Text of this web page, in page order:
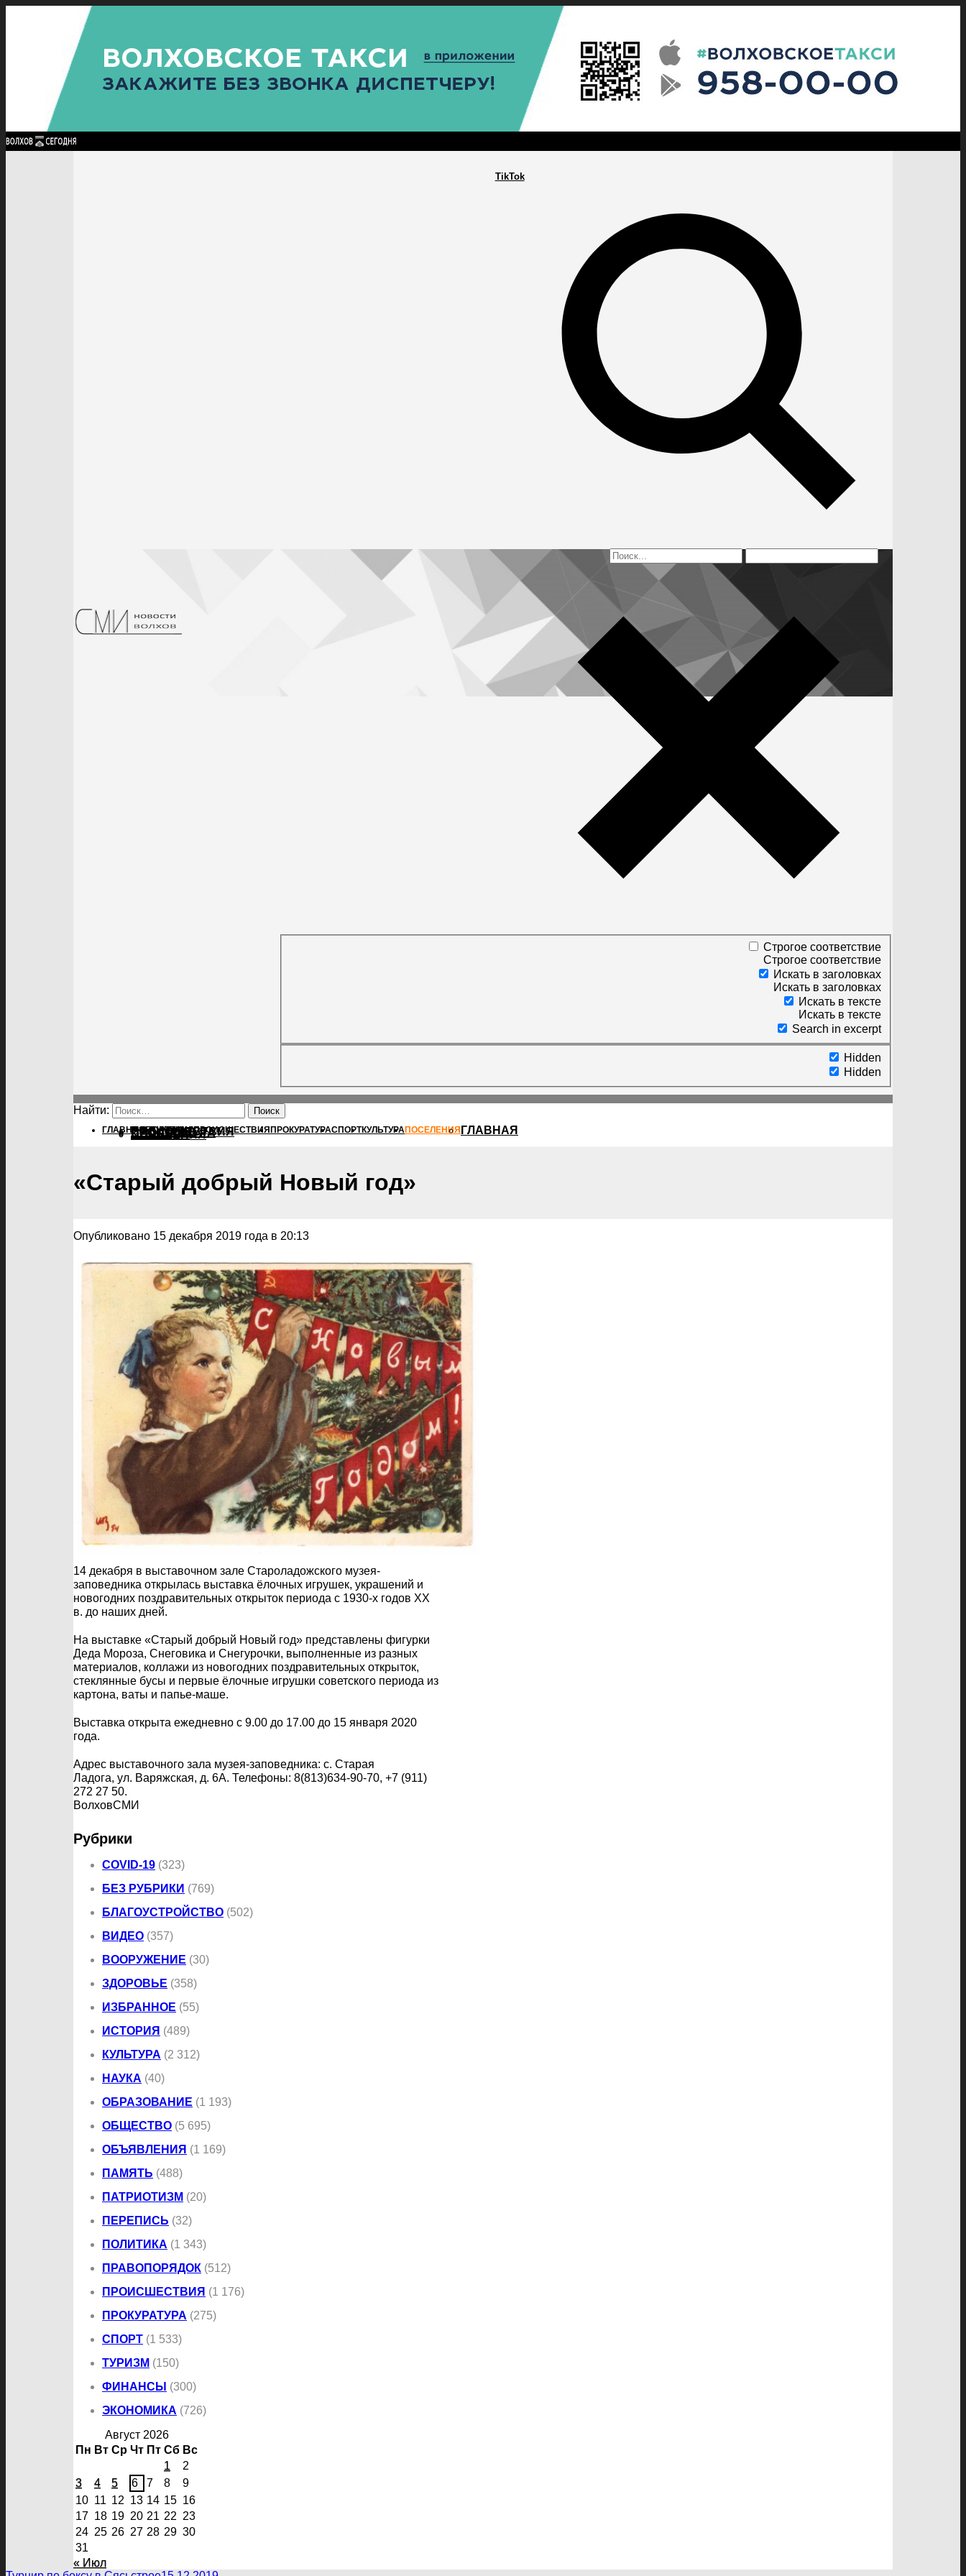
TikTok
Строгое соответствие
Строгое соответствие
Искать в заголовках
Искать в заголовках
Искать в тексте
Искать в тексте
Search in excerpt
Hidden
Hidden
Найти:
ГЛАВНАЯПОЛИТИКАПРОИСШЕСТВИЯ ПРОКУРАТУРАСПОРТКУЛЬТУРАПОСЕЛЕНИЯ ГЛАВНАЯ
ПОЛИТИКА
ПРОИСШЕСТВИЯ
ПРОКУРАТУРА
СПОРТ
КУЛЬТУРА
ПОСЕЛЕНИЯ
ГЛАВНАЯ ПОЛИТИКАПРОИСШЕСТВИЯПРОКУРАТУРА СПОРТ КУЛЬТУРАПОСЕЛЕНИЯ ГЛАВНАЯ
ПОЛИТИКА
КУЛЬТУРА
ПОСЕЛЕНИЯ
«Старый добрый Новый год»
Опубликовано 15 декабря 2019 года в 20:13
14 декабря в выставочном зале Староладожского музея-
заповедника открылась выставка ёлочных игрушек, украшений и
новогодних поздравительных открыток периода с 1930-х годов ХХ
в. до наших дней.
На выставке «Старый добрый Новый год» представлены фигурки
Деда Мороза, Снеговика и Снегурочки, выполненные из разных
материалов, коллажи из новогодних поздравительных открыток,
стеклянные бусы и первые ёлочные игрушки советского периода из
картона, ваты и папье-маше.
Выставка открыта ежедневно с 9.00 до 17.00 до 15 января 2020
года.
Адрес выставочного зала музея-заповедника: с. Старая
Ладога, ул. Варяжская, д. 6А. Телефоны: 8(813)634-90-70, +7 (911)
272 27 50.
ВолховСМИ
Рубрики
COVID-19 (323)
БЕЗ РУБРИКИ (769)
БЛАГОУСТРОЙСТВО (502)
ВИДЕО (357)
ВООРУЖЕНИЕ (30)
ЗДОРОВЬЕ (358)
ИЗБРАННОЕ (55)
ИСТОРИЯ (489)
КУЛЬТУРА (2 312)
НАУКА (40)
ОБРАЗОВАНИЕ (1 193)
ОБЩЕСТВО (5 695)
ОБЪЯВЛЕНИЯ (1 169)
ПАМЯТЬ (488)
ПАТРИОТИЗМ (20)
ПЕРЕПИСЬ (32)
ПОЛИТИКА (1 343)
ПРАВОПОРЯДОК (512)
ПРОИСШЕСТВИЯ (1 176)
ПРОКУРАТУРА (275)
СПОРТ (1 533)
ТУРИЗМ (150)
ФИНАНСЫ (300)
ЭКОНОМИКА (726)
Август 2026
Пн Вт Ср Чт Пт Сб Вс
1
2
3
4 5 6 7 8
9
10 11 12 13 14 15 16
17 18 19 20 21 22 23
24 25 26 27 28 29 30
31
« Июл